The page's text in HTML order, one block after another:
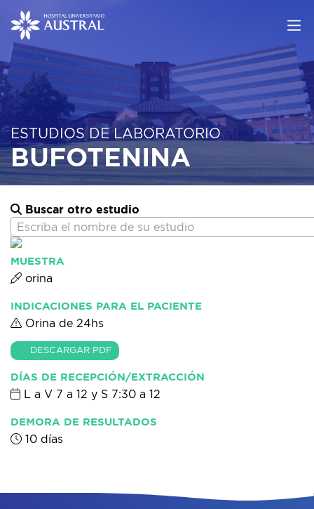
ESTUDIOS DE LABORATORIO
BUFOTENINA
Buscar otro estudio
Escriba el nombre de su estudio
MUESTRA
orina
INDICACIONES PARA EL PACIENTE
Orina de 24hs
DESCARGAR PDF
DÍAS DE RECEPCIÓN/EXTRACCIÓN
L a V 7 a 12 y S 7:30 a 12
DEMORA DE RESULTADOS
10 días